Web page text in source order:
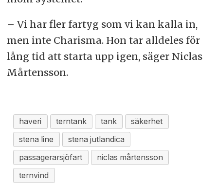
– Vi har fler fartyg som vi kan kalla in,
men inte Charisma. Hon tar alldeles för
lång tid att starta upp igen, säger Niclas
Mårtensson.
haveri terntank tank
säkerhet
stena line
stena jutlandica
passagerarsjöfart
niclas mårtensson
ternvind